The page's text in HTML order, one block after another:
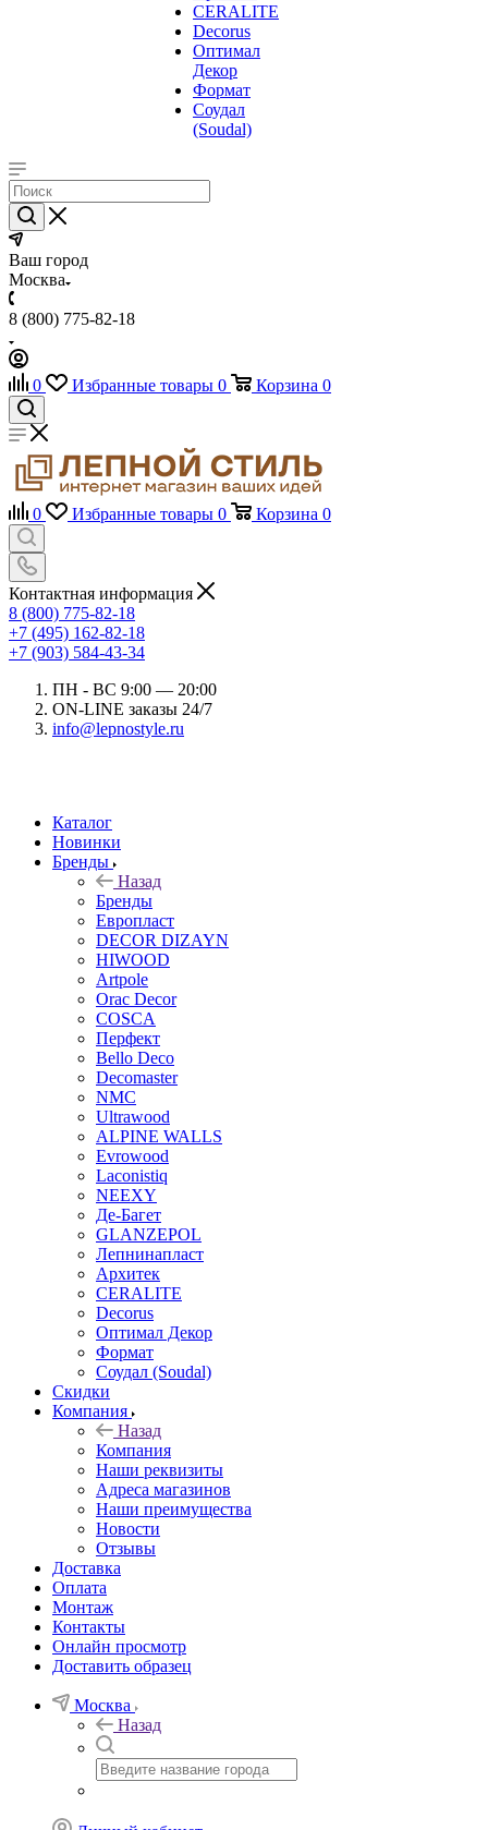
CERALITE
Decorus
Оптимал
Декор
Формат
Соудал
(Soudal)
Ваш город
Москва
8 (800) 775-82-18
0 Избранные товары 0 Корзина 0
0 Избранные товары 0 Корзина 0
Контактная информация
8 (800) 775-82-18
+7 (495) 162-82-18
+7 (903) 584-43-34
ПН - ВС 9:00 — 20:00
ON-LINE заказы 24/7
info@lepnostyle.ru
Каталог
Новинки
Бренды
Назад
Бренды
Европласт
DECOR DIZAYN
HIWOOD
Artpole
Orac Decor
COSCA
Перфект
Bello Deco
Decomaster
NMС
Ultrawood
ALPINE WALLS
Evrowood
Laconistiq
NEEXY
Де-Багет
GLANZEPOL
Лепнинапласт
Архитек
CERALITE
Decorus
Оптимал Декор
Формат
Соудал (Soudal)
Скидки
Компания
Назад
Компания
Наши реквизиты
Адреса магазинов
Наши преимущества
Новости
Отзывы
Доставка
Оплата
Монтаж
Контакты
Онлайн просмотр
Доставить образец
Москва
Назад